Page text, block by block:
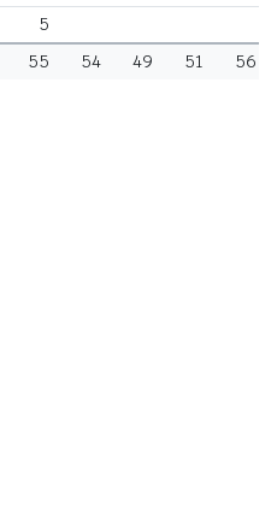
5
55 54 49 51 56